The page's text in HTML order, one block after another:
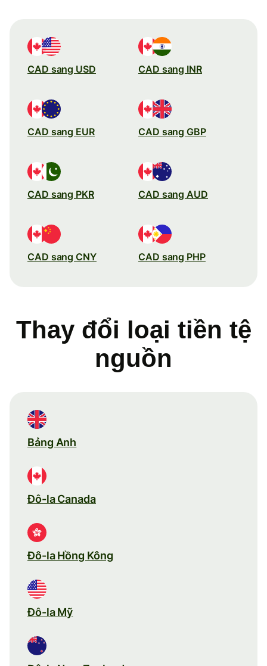
CAD sang USD CAD sang INR
CAD sang EUR CAD sang GBP
CAD sang PKR CAD sang AUD
CAD sang CNY CAD sang PHP
Thay đổi loại tiền tệ
nguồn
Bảng Anh
Đô-la Canada
Đô-la Hồng Kông
Đô-la Mỹ